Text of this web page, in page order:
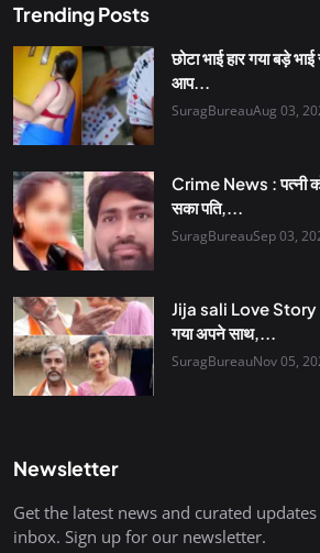
Trending Posts
छोटा भाई हार गया बड़े
आप...
SuragBureauAug 03,
Crime News : पत्नी
सका पति,...
SuragBureauSep 03,
Jija sali Love Story :
गया अपने साथ,...
SuragBureauNov 05,
Newsletter
Get the latest news and curated
inbox. Sign up for our newsletter.